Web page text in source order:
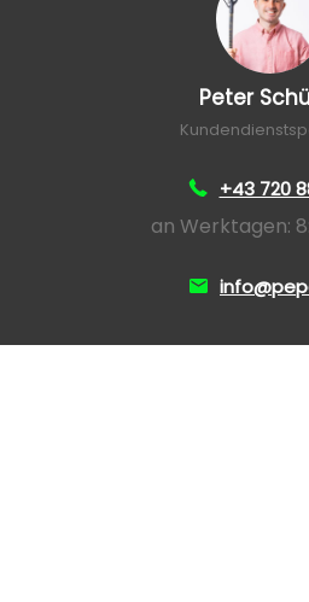
Peter
+43 720
an Werktagen: